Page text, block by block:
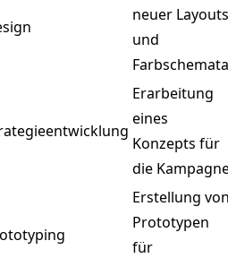
neuer Layouts
und
Farbschemata
Erarbeitung
eines
Konzepts für
die
Erstellung
Prototypen
für